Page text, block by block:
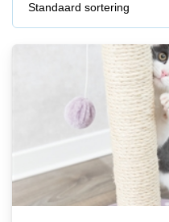
Standaard sortering